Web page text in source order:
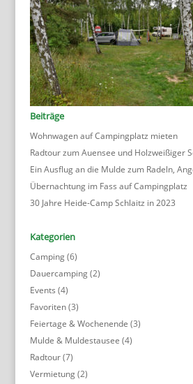
Beiträge
Wohnwagen auf Campingplatz mieten
Radtour zum Auensee und Holzweißiger
Ein Ausflug an die Mulde zum Radeln,
Übernachtung im Fass auf Campingplatz
30 Jahre Heide-Camp Schlaitz in 2023
Kategorien
Camping(6)
Dauercamping(2)
Events (4)
Favoriten(3)
Feiertage & Wochenende (3)
Mulde & Muldestausee (4)
Radtour(7)
Vermietung(2)